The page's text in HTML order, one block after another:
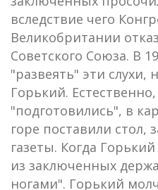
вследствие чего
Великобритании
Советского Союза. В
"развеять" эти слухи,
Горький.
"подготовились", в
горе поставили
газеты. Когда
из заключенных
ногами". Горький